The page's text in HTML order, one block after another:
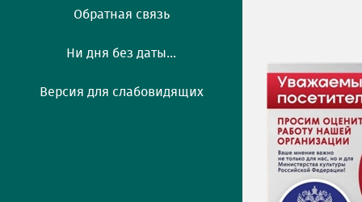
Обратная связь
Ни дня без даты...
Версия для слабовидящих